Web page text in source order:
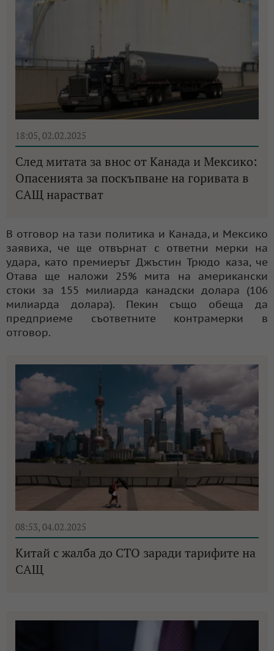
18:05, 02.02.2025
След митата за внос от Канада и Мексико:
Опасенията за поскъпване на горивата в
САЩ нарастват
В отговор на тази политика и Канада, и Мексико
заявиха, че ще отвърнат с ответни мерки на
удара, като премиерът Джъстин Трюдо каза, че
Отава ще наложи 25% мита на американски
стоки за 155 милиарда канадски долара (106
милиарда долара). Пекин също обеща да
предприеме съответните контрамерки в
отговор.
08:53, 04.02.2025
Китай с жалба до СТО заради тарифите на
САЩ